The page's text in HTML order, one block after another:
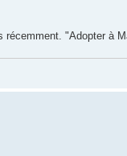
récemment. "Adopter à